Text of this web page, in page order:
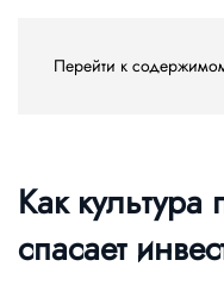
Перейти к
Как культура
спасает